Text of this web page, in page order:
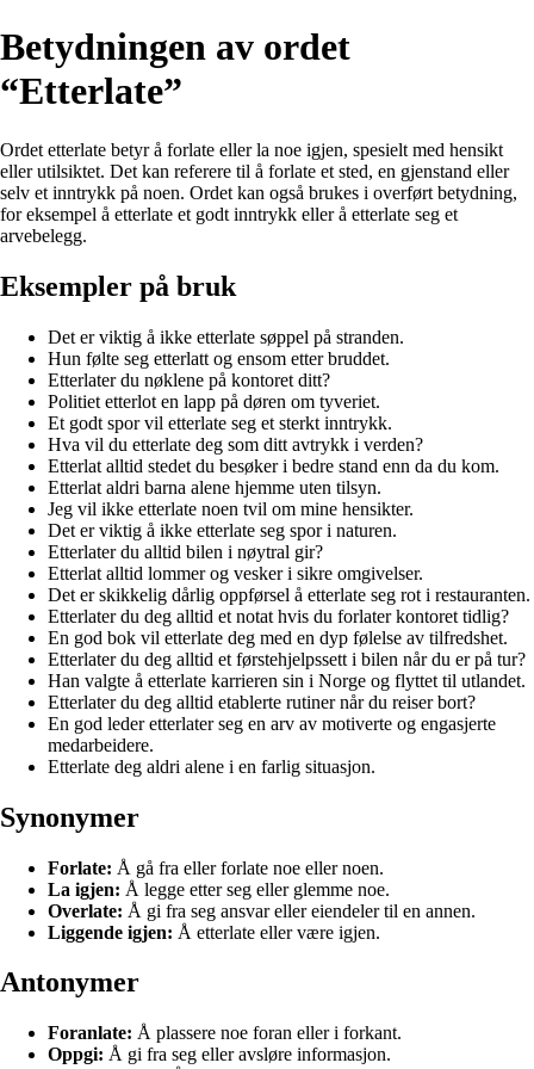
Betydningen av ordet
“Etterlate”
Ordet etterlate betyr å forlate eller la noe igjen, spesielt med hensikt
eller utilsiktet. Det kan referere til å forlate et sted, en gjenstand eller
selv et inntrykk på noen. Ordet kan også brukes i overført betydning,
for eksempel å etterlate et godt inntrykk eller å etterlate seg et
arvebelegg.
Eksempler på bruk
Det er viktig å ikke etterlate søppel på stranden.
Hun følte seg etterlatt og ensom etter bruddet.
Etterlater du nøklene på kontoret ditt?
Politiet etterlot en lapp på døren om tyveriet.
Et godt spor vil etterlate seg et sterkt inntrykk.
Hva vil du etterlate deg som ditt avtrykk i verden?
Etterlat alltid stedet du besøker i bedre stand enn da du kom.
Etterlat aldri barna alene hjemme uten tilsyn.
Jeg vil ikke etterlate noen tvil om mine hensikter.
Det er viktig å ikke etterlate seg spor i naturen.
Etterlater du alltid bilen i nøytral gir?
Etterlat alltid lommer og vesker i sikre omgivelser.
Det er skikkelig dårlig oppførsel å etterlate seg rot i restauranten.
Etterlater du deg alltid et notat hvis du forlater kontoret tidlig?
En god bok vil etterlate deg med en dyp følelse av tilfredshet.
Etterlater du deg alltid et førstehjelpssett i bilen når du er på tur?
Han valgte å etterlate karrieren sin i Norge og flyttet til utlandet.
Etterlater du deg alltid etablerte rutiner når du reiser bort?
En god leder etterlater seg en arv av motiverte og engasjerte
medarbeidere.
Etterlate deg aldri alene i en farlig situasjon.
Synonymer
Forlate: Å gå fra eller forlate noe eller noen.
La igjen: Å legge etter seg eller glemme noe.
Overlate: Å gi fra seg ansvar eller eiendeler til en annen.
Liggende igjen: Å etterlate eller være igjen.
Antonymer
Foranlate: Å plassere noe foran eller i forkant.
Oppgi: Å gi fra seg eller avsløre informasjon.